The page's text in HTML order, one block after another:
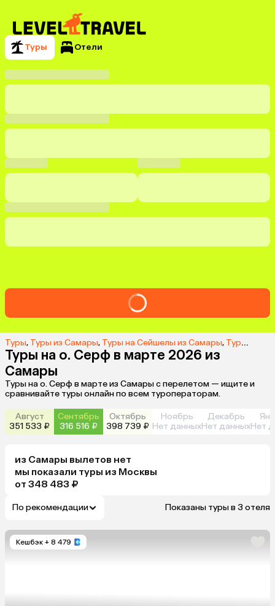
Туры Отели
Туры, Туры из Самары, Туры на Сейшелы из Самары, Туры на о. Серф из Самары
Туры на о. Серф в марте 2026 из
Самары
Туры на о. Серф в марте из Самары с перелетом — ищите и
сравнивайте туры онлайн по всем туроператорам.
Август
351 533 ₽
Сентябрь
316 516 ₽
Октябрь
398 739 ₽
Ноябрь
Нет данных
Декабрь
Нет данныхНет
из Самары вылетов нет
мы показали туры из Москвы
от 348 483 ₽
По рекомендации Показаны туры в 3 отеля
Кешбэк + 8 479